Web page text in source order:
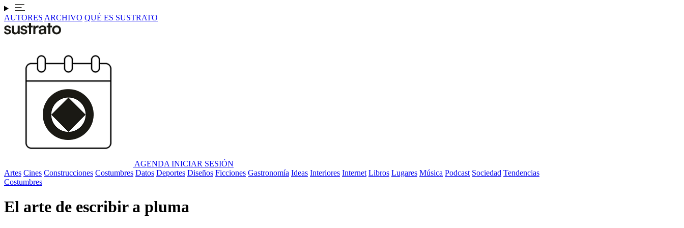
AUTORES ARCHIVO QUÉ ES SUSTRATO
AGENDA INICIAR SESIÓN
Artes Cines Construcciones Costumbres Datos Deportes Diseños Ficciones Gastronomía Ideas Interiores Internet Libros Lugares Música Podcast Sociedad Tendencias
Costumbres
El arte de escribir a pluma